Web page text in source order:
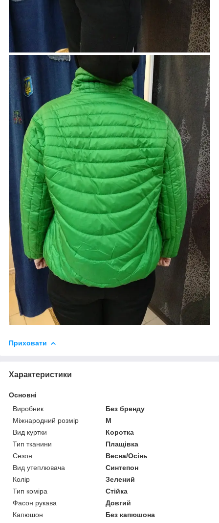
Приховати
Характеристики
Основні
Виробник
Без бренду
Міжнародний розмір
M
Вид куртки
Коротка
Тип тканини
Плащівка
Сезон
Весна/Осінь
Вид утеплювача
Синтепон
Колір
Зелений
Тип коміра
Стійка
Фасон рукава
Довгий
Капюшон
Без капюшона